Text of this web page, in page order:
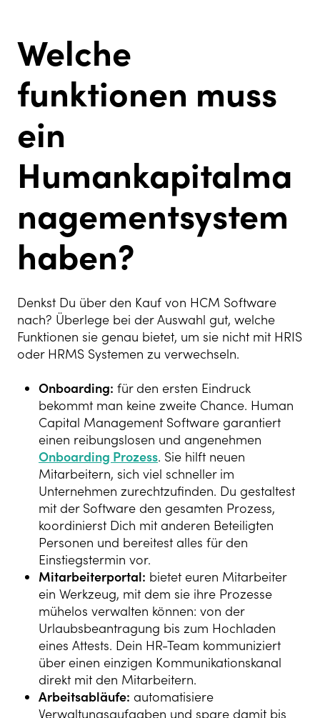
Welche
funktionen muss
ein
Humankapitalma
nagementsystem
haben?
Denkst Du über den Kauf von HCM Software
nach? Überlege bei der Auswahl gut, welche
Funktionen sie genau bietet, um sie nicht mit HRIS
oder HRMS Systemen zu verwechseln.
Onboarding: für den ersten Eindruck
bekommt man keine zweite Chance. Human
Capital Management Software garantiert
einen reibungslosen und angenehmen
Onboarding Prozess. Sie hilft neuen
Mitarbeitern, sich viel schneller im
Unternehmen zurechtzufinden. Du gestaltest
mit der Software den gesamten Prozess,
koordinierst Dich mit anderen Beteiligten
Personen und bereitest alles für den
Einstiegstermin vor.
Mitarbeiterportal: bietet euren Mitarbeiter
ein Werkzeug, mit dem sie ihre Prozesse
mühelos verwalten können: von der
Urlaubsbeantragung bis zum Hochladen
eines Attests. Dein HR-Team kommuniziert
über einen einzigen Kommunikationskanal
direkt mit den Mitarbeitern.
Arbeitsabläufe: automatisiere
Verwaltungsaufgaben und spare damit bis